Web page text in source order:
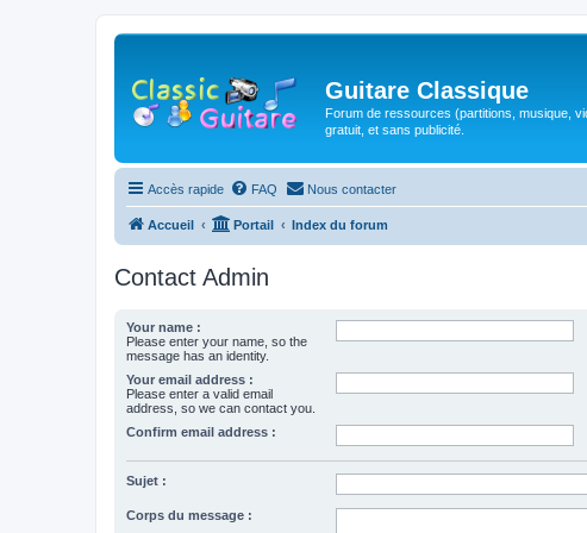
Guitare Classique
Forum de ressources (partitions, musique,
gratuit, et sans publicité.
Accès rapide FAQ Nous contacter
Accueil Portail Index du forum
Contact Admin
Your name :
Please enter your name, so the
message has an identity.
Your email address :
Please enter a valid email
address, so we can contact you.
Confirm email address :
Sujet :
Corps du message :